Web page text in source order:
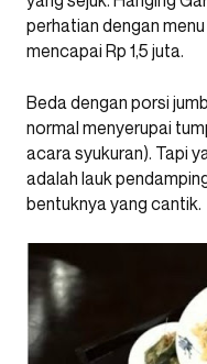
perhatian dengan
mencapai Rp 1,5 juta.
Beda dengan porsi
normal menyerupai
acara syukuran). Tapi
adalah lauk
bentuknya yang cantik.